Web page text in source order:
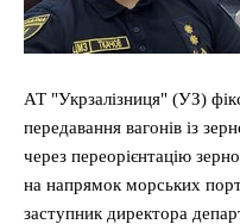
АТ "Укрзалізниця" (УЗ)
передавання вагонів із
через переорієнтацію
на напрямок морських
заступник директора